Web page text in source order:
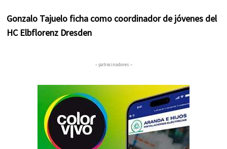
Gonzalo Tajuelo ficha como coordinador de jóvenes del
HC Elbflorenz Dresden
– patrocinadores –